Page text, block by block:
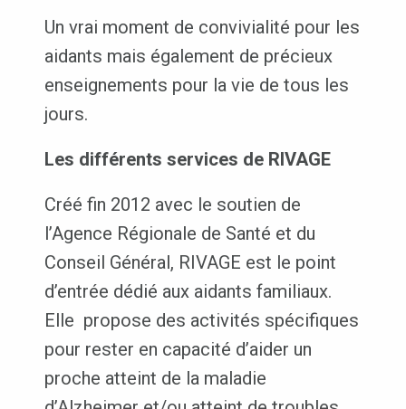
Un vrai moment de convivialité pour les
aidants mais également de précieux
enseignements pour la vie de tous les
jours.
Les différents services de RIVAGE
Créé fin 2012 avec le soutien de
l’Agence Régionale de Santé et du
Conseil Général, RIVAGE est le point
d’entrée dédié aux aidants familiaux.
Elle propose des activités spécifiques
pour rester en capacité d’aider un
proche atteint de la maladie